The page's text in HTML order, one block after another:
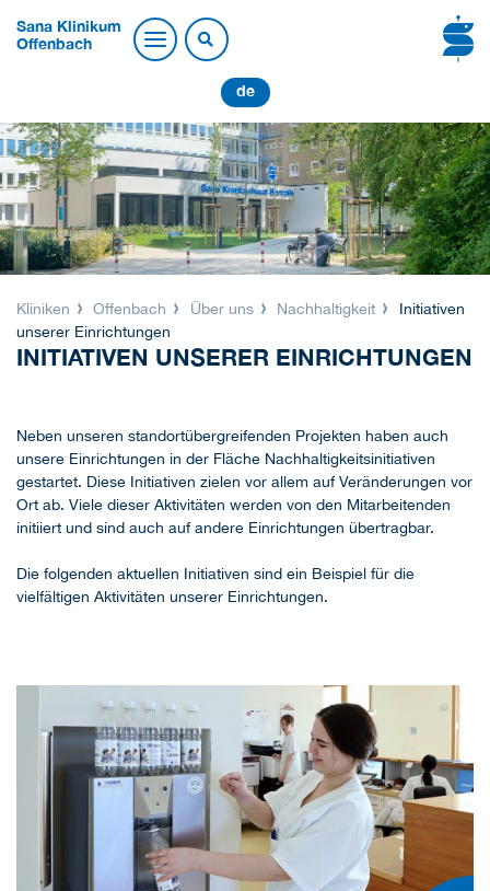
Sana Klinikum
Offenbach
de
Kliniken Offenbach Über uns Nachhaltigkeit
Initiativen
unserer Einrichtungen
INITIATIVEN UNSERER EINRICHTUNGEN
Neben unseren standortübergreifenden Projekten haben auch
unsere Einrichtungen in der Fläche Nachhaltigkeitsinitiativen
gestartet. Diese Initiativen zielen vor allem auf Veränderungen vor
Ort ab. Viele dieser Aktivitäten werden von den Mitarbeitenden
initiiert und sind auch auf andere Einrichtungen übertragbar.
Die folgenden aktuellen Initiativen sind ein Beispiel für die
vielfältigen Aktivitäten unserer Einrichtungen.